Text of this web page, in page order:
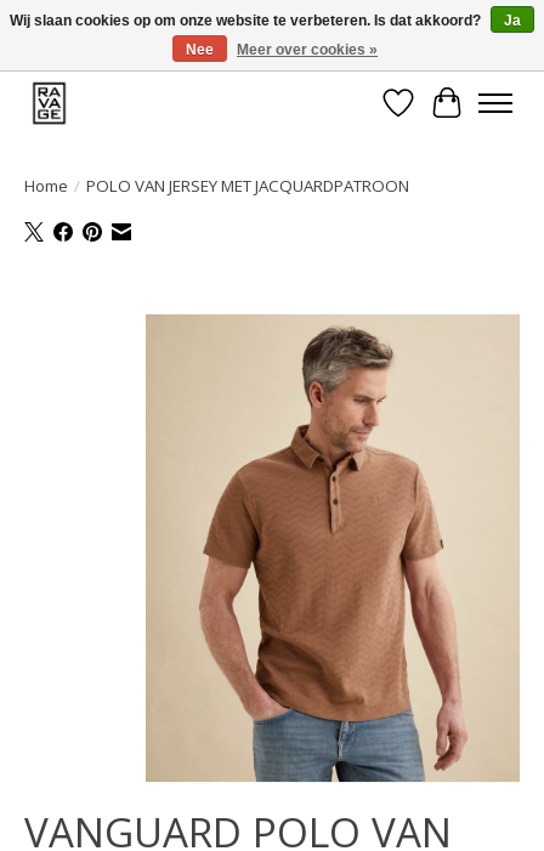
EEN GROOT ASSORTIMENT VAN TOP MERKEN!
Verlanglijst
Home / POLO VAN JERSEY MET JACQUARDPATROON
VANGUARD POLO VAN
Wij slaan cookies op om onze website te verbeteren. Is dat akkoord?
Ja
Nee
Meer over cookies »